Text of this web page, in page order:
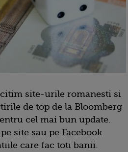
site-urile romanesti si
de top de la Bloomberg
cel mai bun update.
site sau pe Facebook.
care fac toti banii.